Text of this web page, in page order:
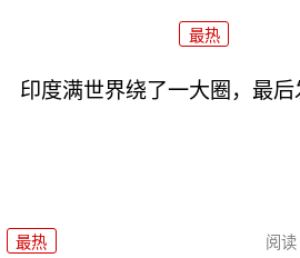
最热
印度满世界绕了一大圈，最后
最热 阅读